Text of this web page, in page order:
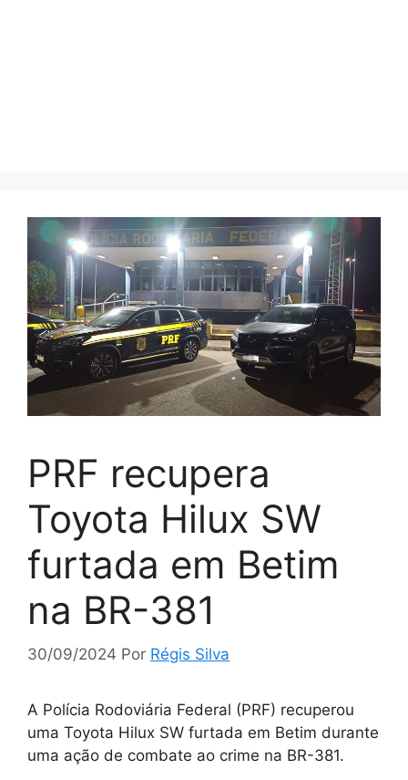
PRF recupera
Toyota Hilux SW
furtada em Betim
na BR-381
30/09/2024 Por Régis Silva
A Polícia Rodoviária Federal (PRF) recuperou
uma Toyota Hilux SW furtada em Betim durante
uma ação de combate ao crime na BR-381.